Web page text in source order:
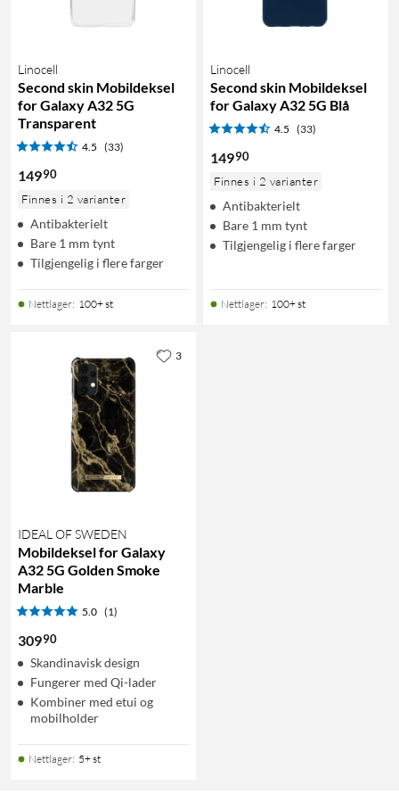
Linocell
Second skin Mobildeksel
for Galaxy A32 5G
Transparent
4.5 (33)
14990
Finnes i 2 varianter
Antibakterielt
Bare 1 mm tynt
Tilgjengelig i flere farger
Nettlager: 100+ st
Linocell
Second skin Mobildeksel
for Galaxy A32 5G Blå
4.5 (33)
14990
Finnes i 2 varianter
Antibakterielt
Bare 1 mm tynt
Tilgjengelig i flere farger
Nettlager: 100+ st
IDEAL OF SWEDEN
Mobildeksel for Galaxy
A32 5G Golden Smoke
Marble
5.0 (1)
30990
Skandinavisk design
Fungerer med Qi-lader
Kombiner med etui og
mobilholder
Nettlager: 5+ st
3